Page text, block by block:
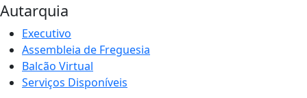
Autarquia
Executivo
Assembleia de Freguesia
Balcão Virtual
Serviços Disponíveis